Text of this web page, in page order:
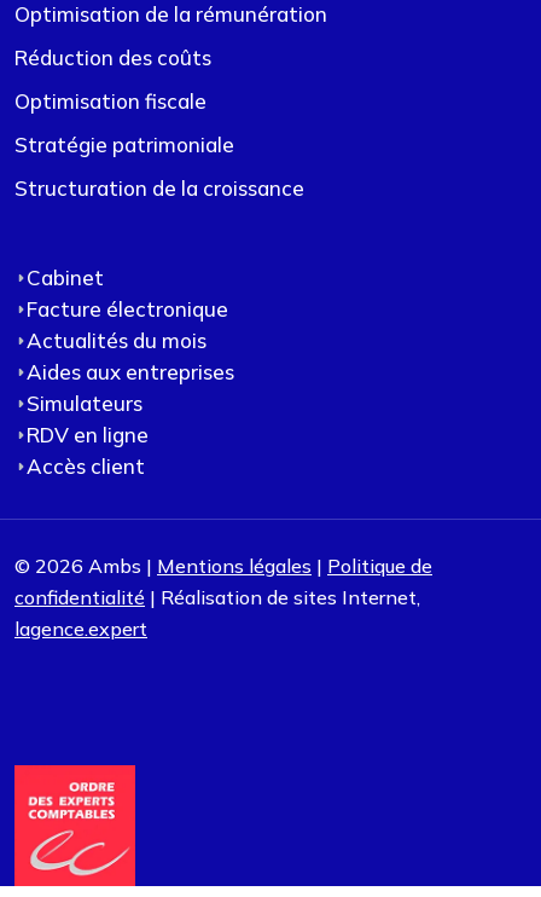
Optimisation de la rémunération
Réduction des coûts
Optimisation fiscale
Stratégie patrimoniale
Structuration de la croissance
Cabinet
Facture électronique
Actualités du mois
Aides aux entreprises
Simulateurs
RDV en ligne
Accès client
© 2026 Ambs | Mentions légales | Politique de
confidentialité | Réalisation de sites Internet,
lagence.expert